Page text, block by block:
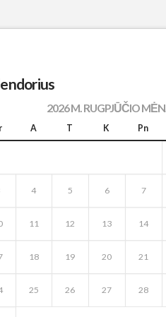
2026 M. RUGPJŪČIO MĖN.
A T K Pn
4 5 6 7
11 12 13 14
18 19 20 21
25 26 27 28